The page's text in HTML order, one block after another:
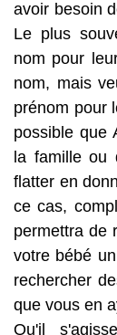
avoir besoin
Le plus
nom pour
nom, mais
prénom pour
possible que
la famille ou
flatter en
ce cas,
permettra de
votre bébé
rechercher
que vous en
Qu'il